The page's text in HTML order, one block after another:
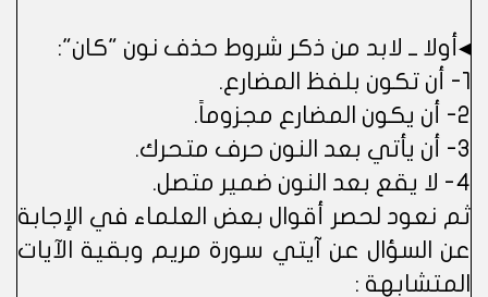
◂أولا ــ لابد من ذكر شروط حذف نون "كان":
1- أن تكون بلفظ المضارع.
2- أن يكون المضارع مجزوماً.
3- أن يأتي بعد النون حرف متحرك.
4- لا يقع بعد النون ضمير متصل.
ثم نعود لحصر أقوال بعض العلماء في الإجابة
عن السؤال عن آيتي سورة مريم وبقية الآيات
المتشابهة :